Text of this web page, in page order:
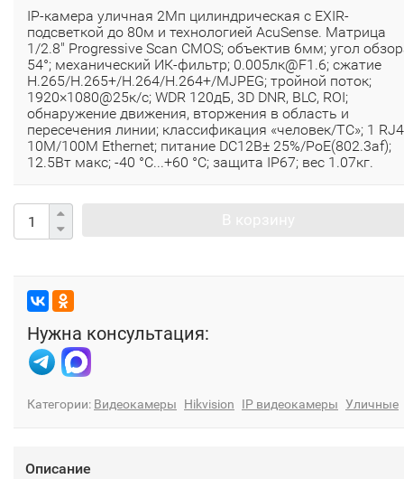
IP-камера уличная 2Мп цилиндрическая с EXIR-
подсветкой до 80м и технологией AcuSense. Матрица
1/2.8" Progressive Scan CMOS; объектив 6мм; угол
54°; механический ИК-фильтр; 0.005лк@F1.6; сжатие
H.265/H.265+/H.264/H.264+/MJPEG; тройной поток;
1920×1080@25к/с; WDR 120дБ, 3D DNR, BLC, ROI;
обнаружение движения, вторжения в область и
пересечения линии; классификация «человек/ТС»; 1
10M/100M Ethernet; питание DC12В± 25%/PoE(802.3af);
12.5Вт макс; -40 °C...+60 °C; защита IP67; вес 1.07кг.
Нужна консультация:
Категории: Видеокамеры Hikvision IP видеокамеры Уличные
Описание